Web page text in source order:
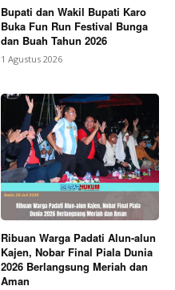
Bupati dan Wakil Bupati Karo
Buka Fun Run Festival Bunga
dan Buah Tahun 2026
1 Agustus 2026
Ribuan Warga Padati Alun-alun
Kajen, Nobar Final Piala Dunia
2026 Berlangsung Meriah dan
Aman